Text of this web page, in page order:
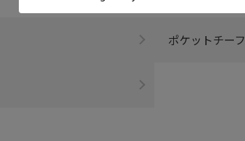
ポケットチーフ